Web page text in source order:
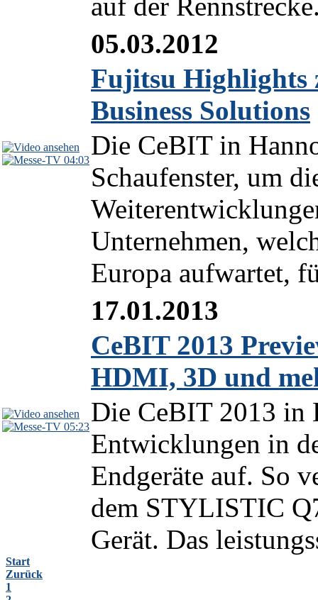
04:03
05.03.2012
Fujitsu Highlights
Business Solutions
Die CeBIT in
Schaufenster, um
Unternehmen,
Europa aufwartet,
05:23
17.01.2013
CeBIT 2013
HDMI, 3D und
Die CeBIT 2013 in
Entwicklungen in
Endgeräte auf. So
dem STYLISTIC
Gerät. Das
Start
Zurück
1